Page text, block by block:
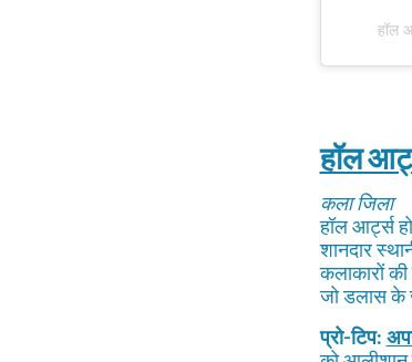
हॉल
हॉल
कला जिला
हॉल आर्ट्स
शानदार
कलाकारों
जो डलास के
प्रो-टिप: